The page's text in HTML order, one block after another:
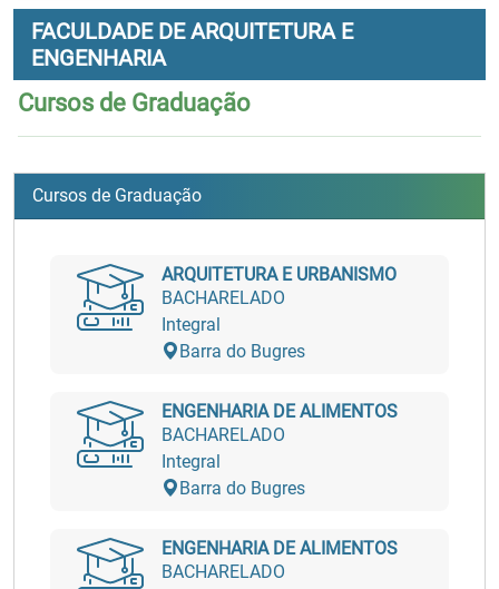
FACULDADE DE ARQUITETURA E
ENGENHARIA
Cursos de Graduação
Cursos de Graduação
ARQUITETURA E URBANISMO
BACHARELADO
Integral
Barra do Bugres
ENGENHARIA DE ALIMENTOS
BACHARELADO
Integral
Barra do Bugres
ENGENHARIA DE ALIMENTOS
BACHARELADO